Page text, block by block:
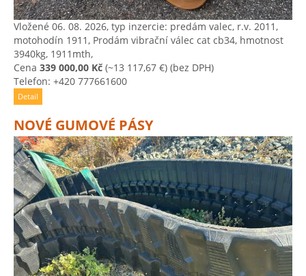
Vložené 06. 08. 2026, typ inzercie: predám valec, r.v. 2011,
motohodín 1911, Prodám vibrační válec cat cb34, hmotnost
3940kg, 1911mth,
Cena 339 000,00 Kč (~13 117,67 €) (bez DPH)
Telefon: +420 777661600
Detail
NOVÉ GUMOVÉ PÁSY